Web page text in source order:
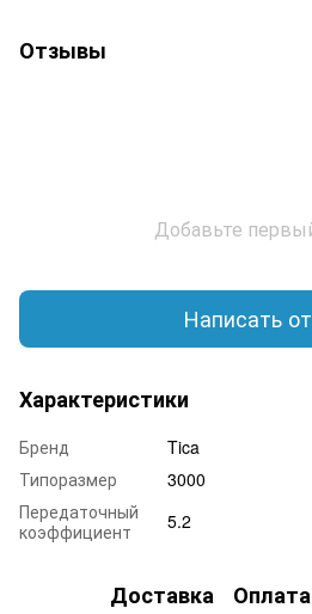
Отзывы
Добавьте
Написать
Характеристики
Бренд
Tica
Типоразмер
3000
Передаточный
коэффициент
5.2
Доставка Оплата